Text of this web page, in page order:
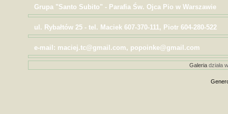
Grupa "Santo Subito" - Parafia Św. Ojca Pio w Warszawie
ul. Rybałtów 25 - tel. Maciek 607-370-111, Piotr 604-280-522
e-mail: maciej.tc@gmail.com, popoinke@gmail.com
Galeriadziała